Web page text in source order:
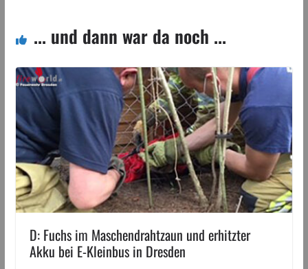
... und dann war da noch ...
D: Fuchs im Maschendrahtzaun und erhitzter
Akku bei E-Kleinbus in Dresden